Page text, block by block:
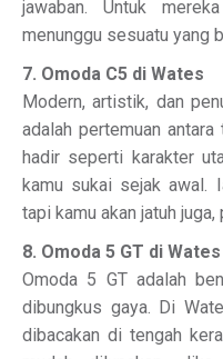
jawaban. Untuk
menunggu sesuatu yang
7. Omoda C5 di Wates
Modern, artistik, dan
adalah pertemuan
hadir seperti karakter
kamu sukai sejak awal.
tapi kamu akan jatuh juga,
8. Omoda 5 GT di Wates
Omoda 5 GT adalah
dibungkus gaya. Di
dibacakan di tengah